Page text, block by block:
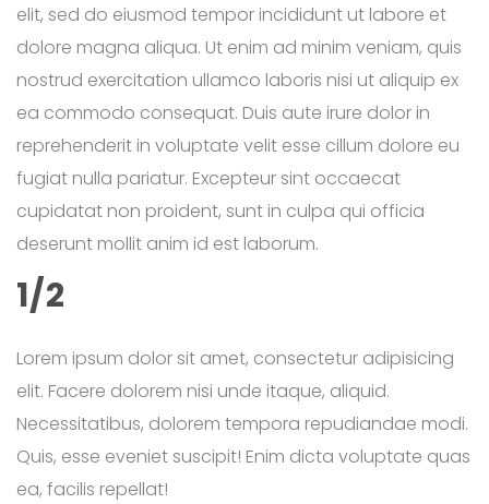
elit, sed do eiusmod tempor incididunt ut labore et
dolore magna aliqua. Ut enim ad minim veniam, quis
nostrud exercitation ullamco laboris nisi ut aliquip ex
ea commodo consequat. Duis aute irure dolor in
reprehenderit in voluptate velit esse cillum dolore eu
fugiat nulla pariatur. Excepteur sint occaecat
cupidatat non proident, sunt in culpa qui officia
deserunt mollit anim id est laborum.
1/2
Lorem ipsum dolor sit amet, consectetur adipisicing
elit. Facere dolorem nisi unde itaque, aliquid.
Necessitatibus, dolorem tempora repudiandae modi.
Quis, esse eveniet suscipit! Enim dicta voluptate quas
ea, facilis repellat!